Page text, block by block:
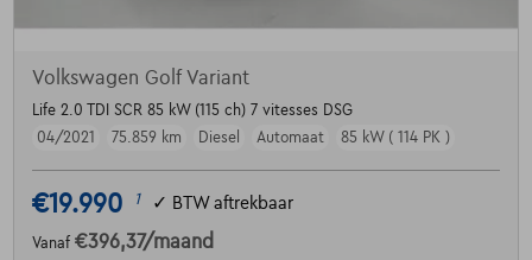
Volkswagen Golf Variant
Life 2.0 TDI SCR 85 kW (115 ch) 7 vitesses DSG
04/2021
75.859 km Diesel Automaat 85 kW ( 114 PK )
€19.990 1 ✓ BTW aftrekbaar
Vanaf €396,37/maand